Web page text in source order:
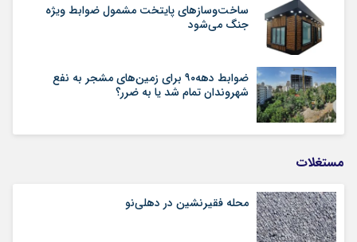
ساخت‌وسازهای پایتخت مشمول ضوابط ویژه
جنگ می‌شود
ضوابط دهه۹۰ برای زمین‌های مشجر به نفع
شهروندان تمام شد یا به ضرر؟
مستغلات
محله فقیرنشین در دهلی‏‌نو